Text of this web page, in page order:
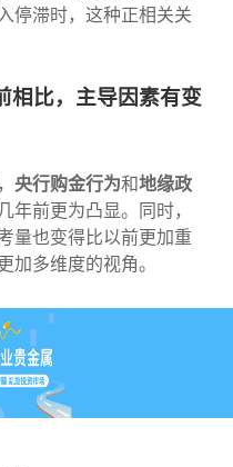
停滞时，这种正相关关
相比，主导因素有变
央行购金行为和地缘政
年前更为凸显。同时，
量也变得比以前更加重
加多维度的视角。